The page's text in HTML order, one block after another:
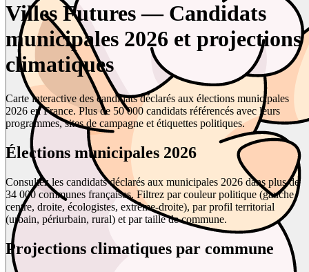
Villes Futures — Candidats
municipales 2026 et projections
climatiques
Carte interactive des candidats déclarés aux élections municipales
2026 en France. Plus de 50 000 candidats référencés avec leurs
programmes, sites de campagne et étiquettes politiques.
Élections municipales 2026
Consultez les candidats déclarés aux municipales 2026 dans plus de
34 000 communes françaises. Filtrez par couleur politique (gauche,
centre, droite, écologistes, extrême-droite), par profil territorial
(urbain, périurbain, rural) et par taille de commune.
Projections climatiques par commune